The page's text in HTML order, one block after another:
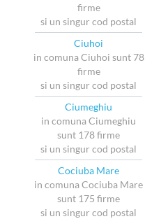
firme
si un singur cod postal
Ciuhoi
in comuna Ciuhoi sunt 78
firme
si un singur cod postal
Ciumeghiu
in comuna Ciumeghiu
sunt 178 firme
si un singur cod postal
Cociuba Mare
in comuna Cociuba Mare
sunt 175 firme
si un singur cod postal